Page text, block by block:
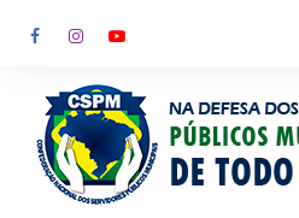
para
conteúdo